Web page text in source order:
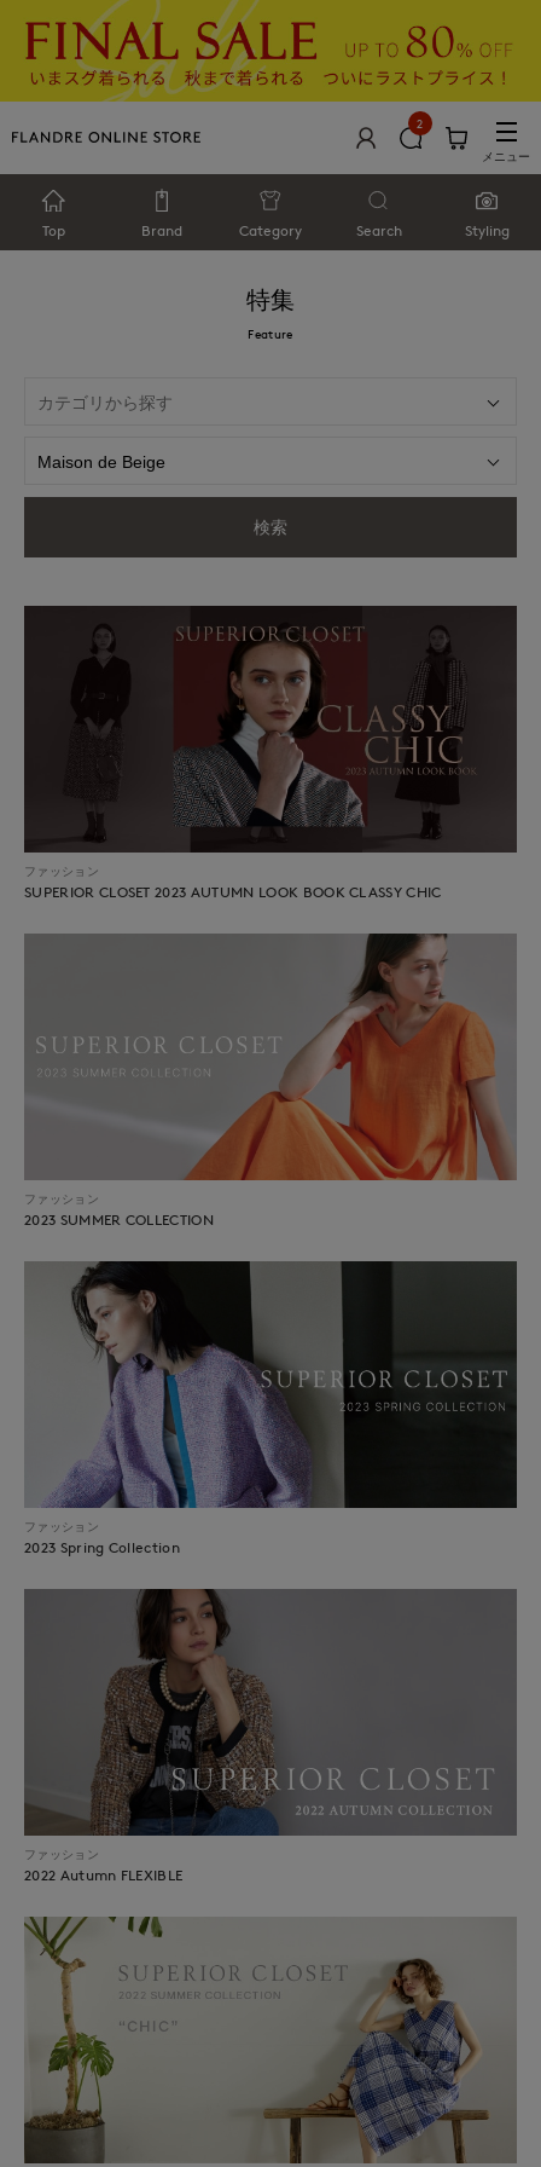
2
メニュー
Top Brand Category Search Styling
特集
Feature
検索
ファッション
SUPERIOR CLOSET 2023 AUTUMN LOOK BOOK CLASSY CHIC
ファッション
2023 SUMMER COLLECTION
ファッション
2023 Spring Collection
ファッション
2022 Autumn FLEXIBLE